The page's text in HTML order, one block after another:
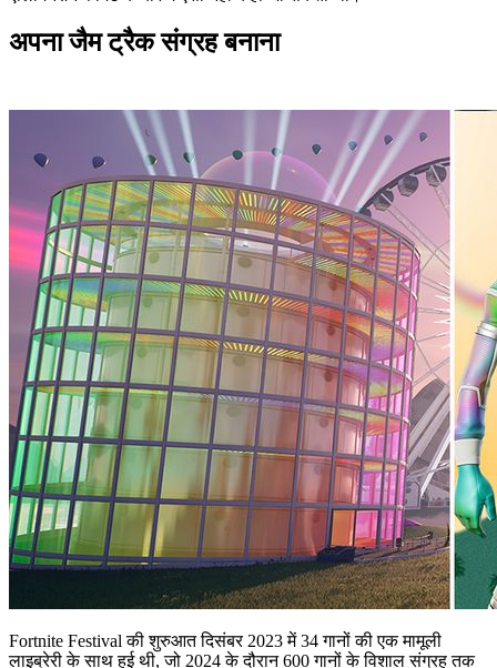
अपना जैम ट्रैक संग्रह बनाना
Fortnite Festival की शुरुआत दिसंबर 2023 में 34 गानों की एक मामूली
लाइब्रेरी के साथ हुई थी, जो 2024 के दौरान 600 गानों के विशाल संग्रह तक